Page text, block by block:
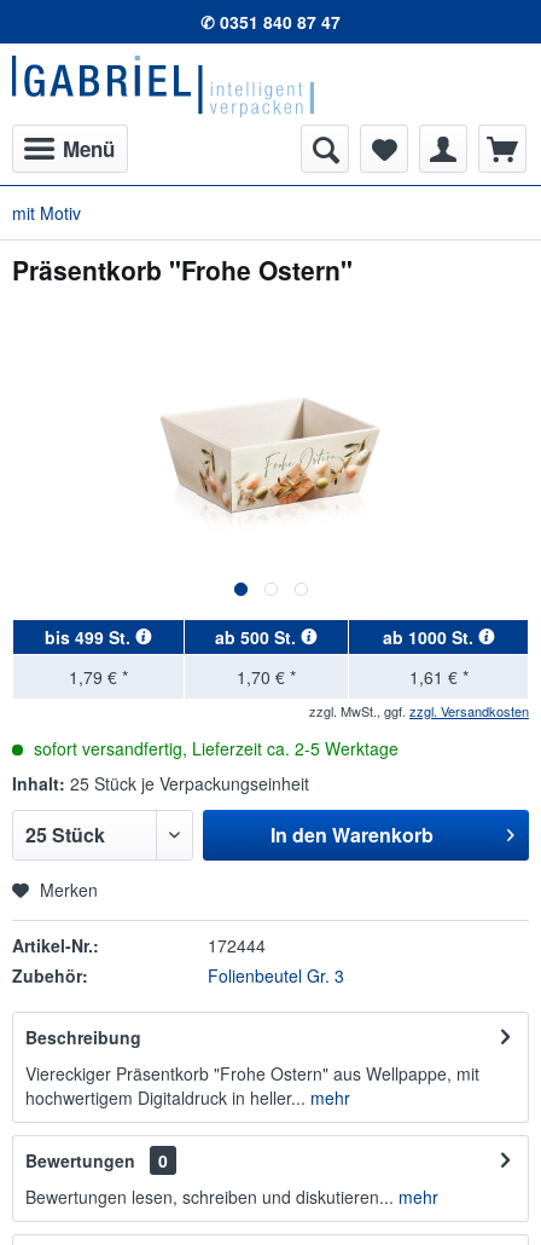
✆ 0351 840 87 47
Menü
mit Motiv
Präsentkorb "Frohe Ostern"
bis 499 St. ab 500 St. ab 1000 St.
1,79 € *
1,70 € * 1,61 € *
zzgl. MwSt., ggf. zzgl. Versandkosten
sofort versandfertig, Lieferzeit ca. 2-5 Werktage
Inhalt: 25 Stück je Verpackungseinheit
In den Warenkorb
Merken
Artikel-Nr.:
172444
Zubehör:
Folienbeutel Gr. 3
Beschreibung
Viereckiger Präsentkorb "Frohe Ostern" aus Wellpappe, mit
hochwertigem Digitaldruck in heller... mehr
Bewertungen
0
Bewertungen lesen, schreiben und diskutieren... mehr